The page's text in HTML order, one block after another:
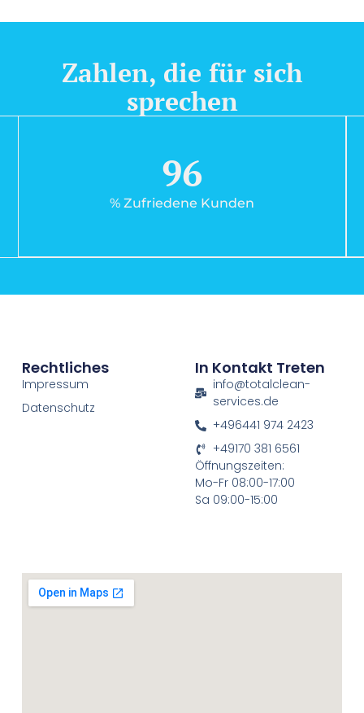
Zahlen, die für sich
sprechen
% Zufriedene Kunden
96
Rechtliches
Impressum
Datenschutz
In Kontakt Treten
info@totalclean-
services.de
+496441 974 2423
+49170 381 6561
Öffnungszeiten:
Mo-Fr 08:00-17:00
Sa 09:00-15:00